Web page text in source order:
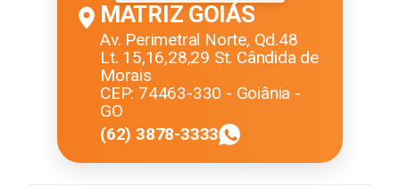
MATRIZ GOIÁS
Av. Perimetral Norte, Qd.48
Lt. 15,16,28,29 St. Cândida de
Morais
CEP: 74463-330 - Goiânia -
GO
(62) 3878-3333